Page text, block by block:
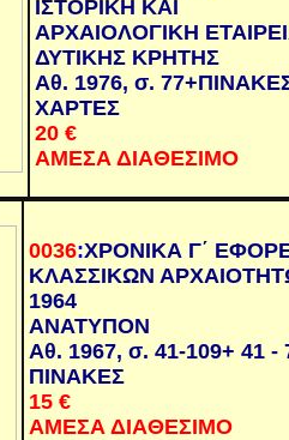
ΙΣΤΟΡΙΚΗ ΚΑΙ
ΑΡΧΑΙΟΛΟΓΙΚΗ
ΔΥΤΙΚΗΣ ΚΡΗΤΗΣ
Αθ. 1976, σ.
ΧΑΡΤΕΣ
20 €
ΑΜΕΣΑ ΔΙΑΘΕΣΙΜΟ
0036:ΧΡΟΝΙΚΑ Γ΄
ΚΛΑΣΣΙΚΩΝ
1964
ΑΝΑΤΥΠΟΝ
Αθ. 1967, σ. 41-109+ 41 -
ΠΙΝΑΚΕΣ
15€
ΑΜΕΣΑ ΔΙΑΘΕΣΙΜΟ